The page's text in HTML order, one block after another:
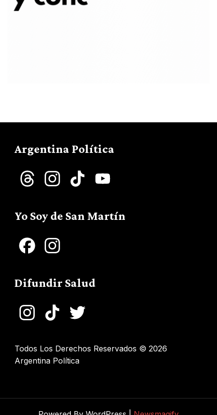
Argentina Política
Threads InstagramTikTok
Yo Soy de San Martín
Facebook
Difundir Salud
InstagramTikTok
Todos Los Derechos Reservados © 2026
Argentina Política